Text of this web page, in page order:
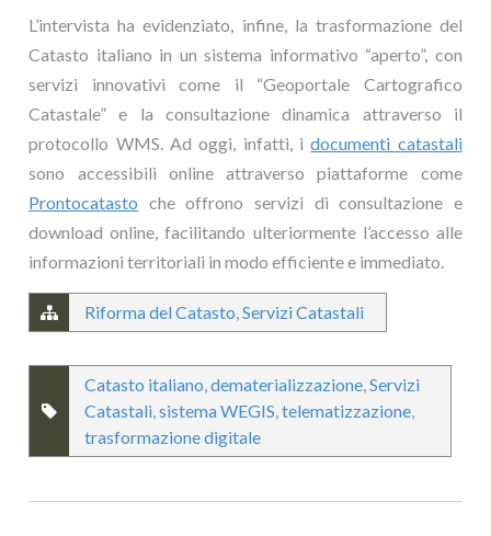
L’intervista ha evidenziato, infine, la trasformazione del
Catasto italiano in un sistema informativo “aperto”, con
servizi innovativi come il “Geoportale Cartografico
Catastale” e la consultazione dinamica attraverso il
protocollo WMS. Ad oggi, infatti, idocumenti catastali
sono accessibili online attraverso piattaforme come
Prontocatasto che offrono servizi di consultazione e
download online, facilitando ulteriormente l’accesso alle
informazioni territoriali in modo efficiente e immediato.
Riforma del Catasto,Servizi Catastali
Catasto italiano,dematerializzazione,Servizi
Catastali,sistema WEGIS,telematizzazione,
trasformazione digitale